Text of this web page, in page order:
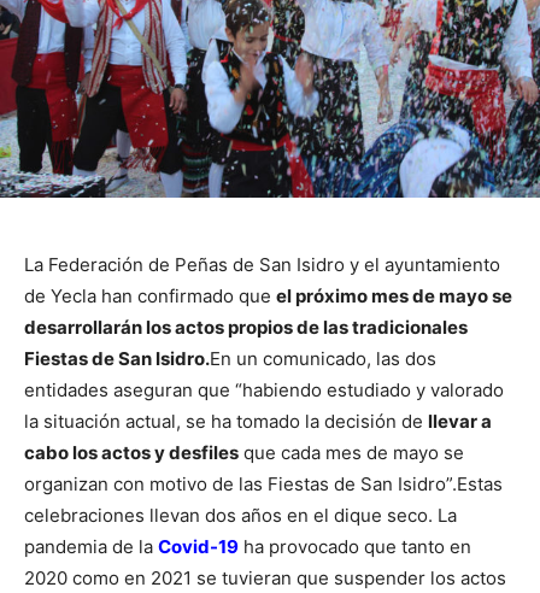
La Federación de Peñas de San Isidro y el ayuntamiento
de Yecla han confirmado que el próximo mes de mayo se
desarrollarán los actos propios de las tradicionales
Fiestas de San Isidro.En un comunicado, las dos
entidades aseguran que “habiendo estudiado y valorado
la situación actual, se ha tomado la decisión de llevar a
cabo los actos y desfiles que cada mes de mayo se
organizan con motivo de las Fiestas de San Isidro”.Estas
celebraciones llevan dos años en el dique seco. La
pandemia de la Covid-19 ha provocado que tanto en
2020 como en 2021 se tuvieran que suspender los actos